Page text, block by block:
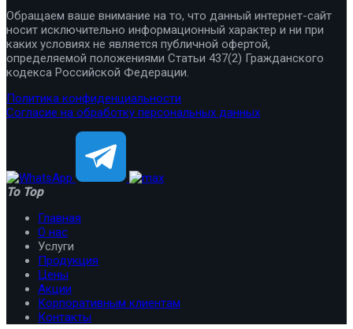
Обращаем ваше внимание на то, что данный интернет-сайт
носит исключительно информационный характер и ни при
каких условиях не является публичной офертой,
определяемой положениями Статьи 437(2) Гражданского
кодекса Российской Федерации.
Политика конфиденциальности
Согласие на обработку персональных данных
To Top
Главная
О нас
Услуги
Продукция
Цены
Акции
Корпоративным клиентам
Контакты